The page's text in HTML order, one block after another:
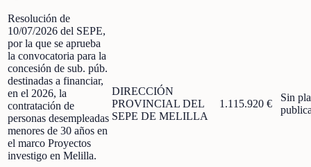
Resolución de
10/07/2026 del SEPE,
por la que se aprueba
la convocatoria para la
concesión de sub. púb.
destinadas a financiar,
en el 2026, la
contratación de
personas desempleadas
menores de 30 años en
el marco Proyectos
investigo en Melilla.
DIRECCIÓN
PROVINCIAL DEL
SEPE DE MELILLA
1.115.920 €
Sin